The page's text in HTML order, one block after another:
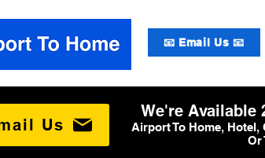
📧 Email Us 📧
Us
We're Available
Airport To Home, Hotel,
Or